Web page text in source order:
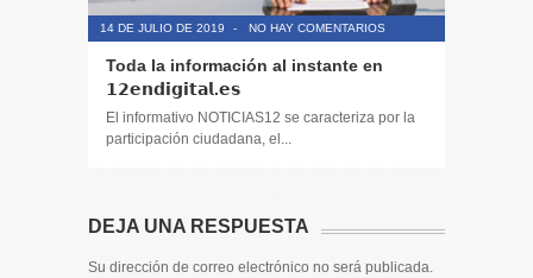
14 DE JULIO DE 2019 - NO HAY COMENTARIOS
Toda la información al instante en
𝟭𝟮𝗲𝗻𝗱𝗶𝗴𝗶𝘁𝗮𝗹.𝗲𝘀
El informativo NOTICIAS12 se caracteriza por la
participación ciudadana, el...
DEJA UNA RESPUESTA
Su dirección de correo electrónico no será publicada.